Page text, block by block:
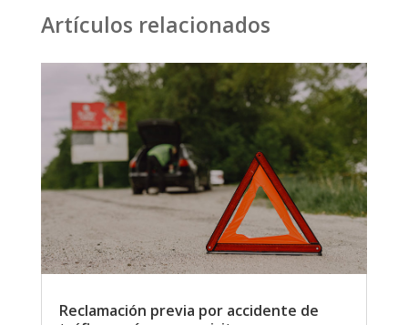
Artículos relacionados
Reclamación previa por accidente de